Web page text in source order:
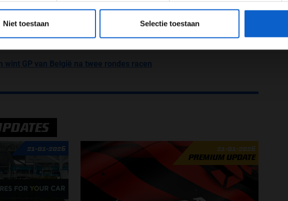
Niet toestaan Selectie toestaan
August 29, 2021
"Hopelijk krijgen fans geld terug"
"Fans zijn de echte winnaars"
wint GP van België na twee rondes racen
21-01-2026
21-01-2026
PREMIUM UPDATE
*Raadpleeg onsprivacybeleidvoor meer informatie over gegevensgebruik en -